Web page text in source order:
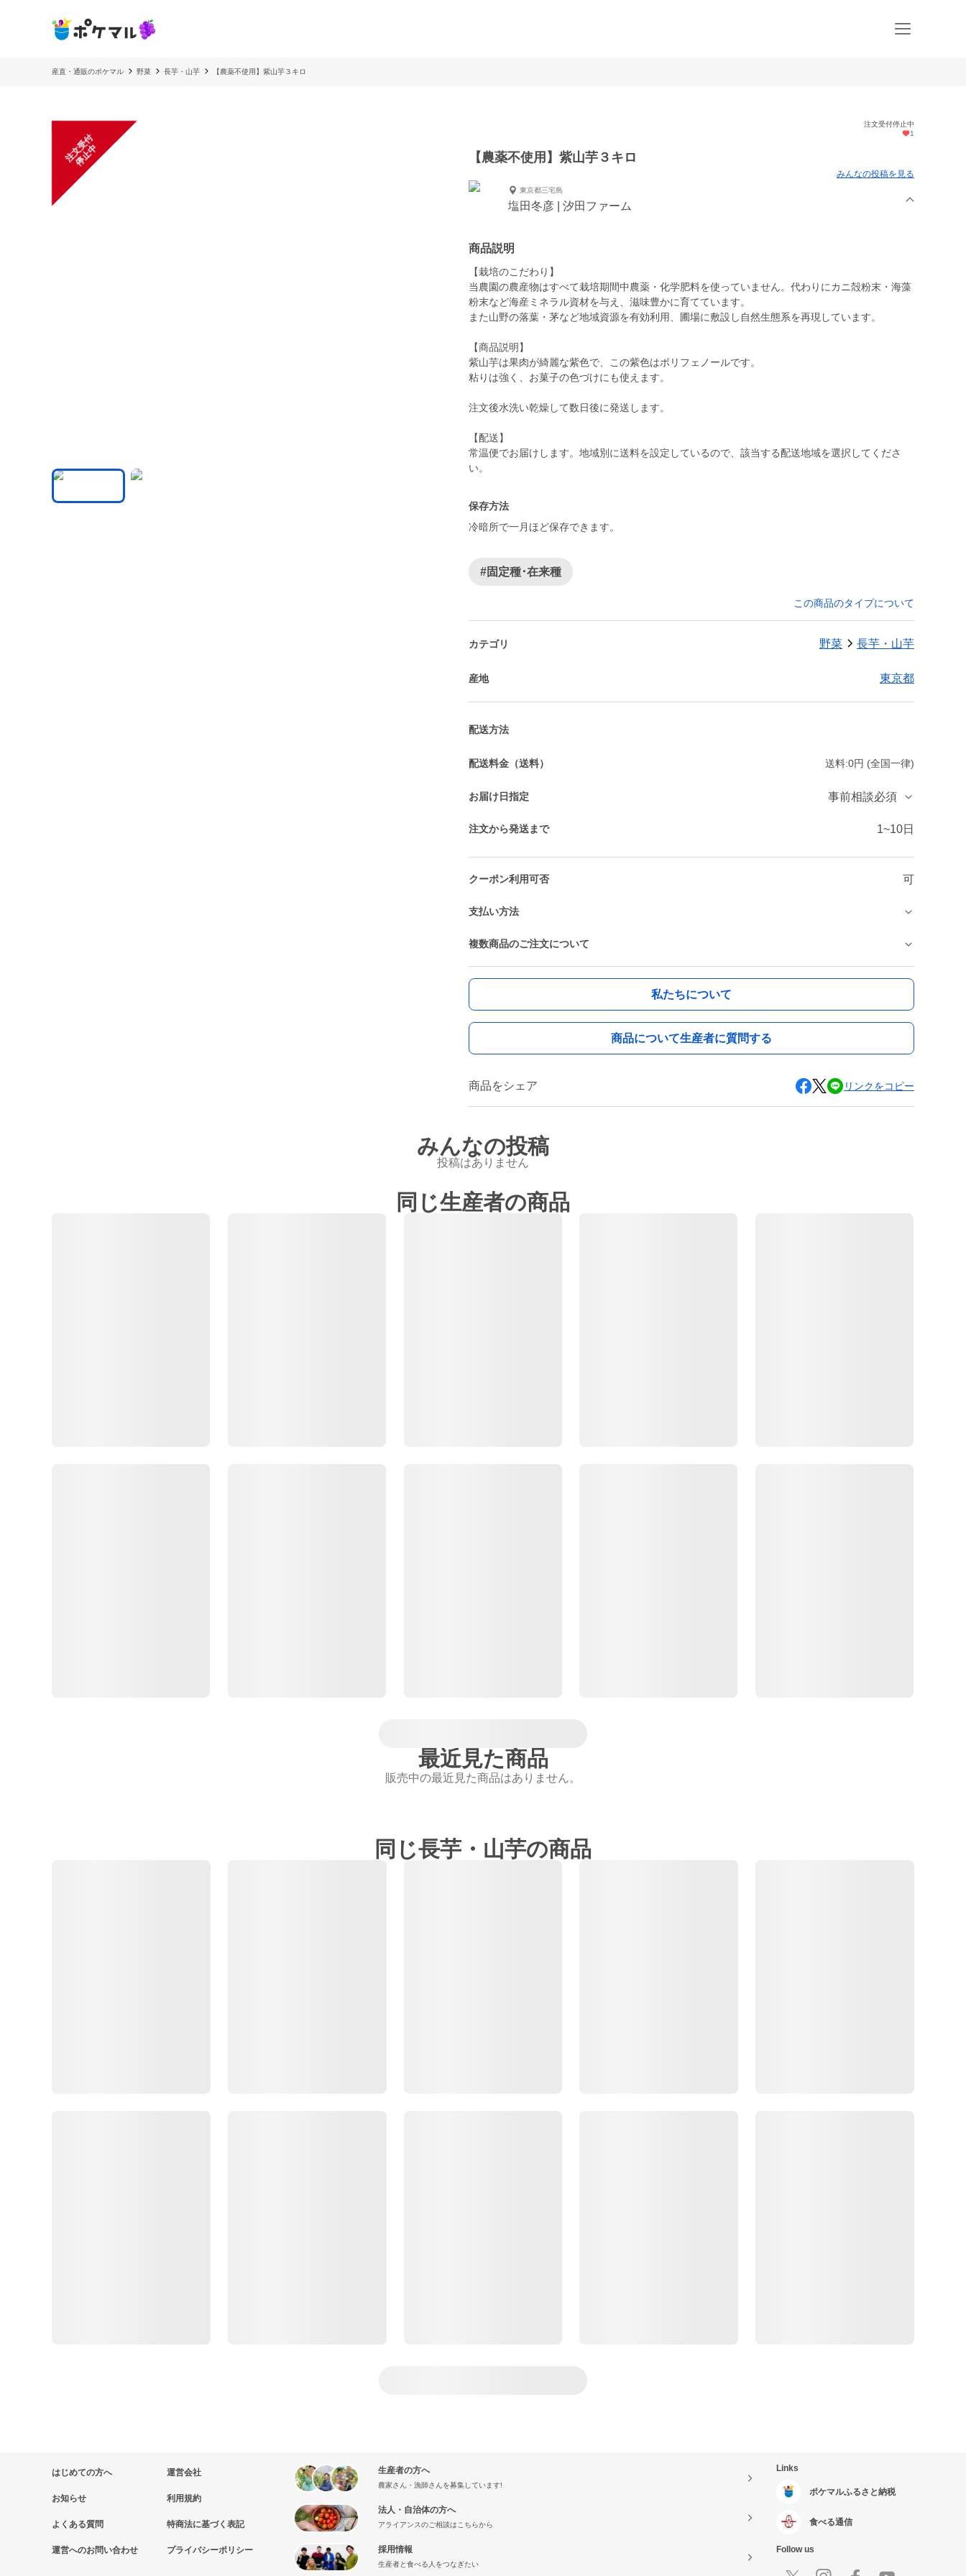
産直・通販のポケマル 野菜 長芋・山芋 【農薬不使用】紫山芋３キロ
注
文
受
付
停
止
中
注文受付停止中
1
【農薬不使用】紫山芋３キロ
みんなの投稿を見る
東京都三宅島
塩田冬彦 | 汐田ファーム
商品説明
【栽培のこだわり】
当農園の農産物はすべて栽培期間中農薬・化学肥料を使っていません。代わりにカニ殻粉末・海藻
粉末など海産ミネラル資材を与え、滋味豊かに育てています。
また山野の落葉・茅など地域資源を有効利用、圃場に敷設し自然生態系を再現しています。
【商品説明】
紫山芋は果肉が綺麗な紫色で、この紫色はポリフェノールです。
粘りは強く、お菓子の色づけにも使えます。
注文後水洗い乾燥して数日後に発送します。
【配送】
常温便でお届けします。地域別に送料を設定しているので、該当する配送地域を選択してくださ
い。
保存方法
冷暗所で一月ほど保存できます。
#固定種･在来種
この商品のタイプについて
カテゴリ 野菜 長芋・山芋
産地 東京都
配送方法
配送料金（送料） 送料:0円 (全国一律)
お届け日指定 事前相談必須
注文から発送まで 1~10日
クーポン利用可否 可
支払い方法
複数商品のご注文について
私たちについて
商品について生産者に質問する
商品をシェア リンクをコピー
みんなの投稿
投稿はありません
同じ生産者の商品
最近見た商品
販売中の最近見た商品はありません。
同じ長芋・山芋の商品
はじめての方へ
お知らせ
よくある質問
運営へのお問い合わせ
運営会社
利用規約
特商法に基づく表記
プライバシーポリシー
生産者の方へ
農家さん・漁師さんを募集しています!
法人・自治体の方へ
アライアンスのご相談はこちらから
採用情報
生産者と食べる人をつなぎたい
Links
ポケマルふるさと納税
食べる通信
Follow us